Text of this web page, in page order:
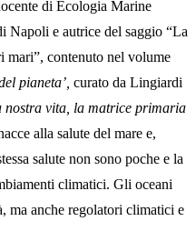
di Ecologia Marine
Napoli e autrice del saggio “La
mari”, contenuto nel volume
pianeta’, curato da Lingiardi
nostra vita, la matrice primaria
alla salute del mare e,
salute non sono poche e la
climatici. Gli oceani
ma anche regolatori climatici e